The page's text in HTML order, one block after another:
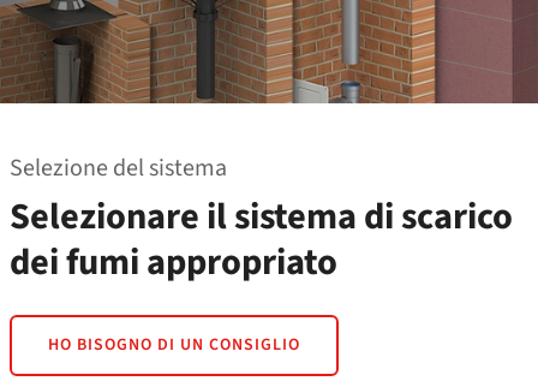
Selezione del sistema
Selezionare il sistema di scarico
dei fumi appropriato
HO BISOGNO DI UN CONSIGLIO